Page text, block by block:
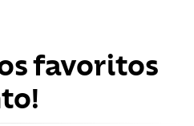
favoritos